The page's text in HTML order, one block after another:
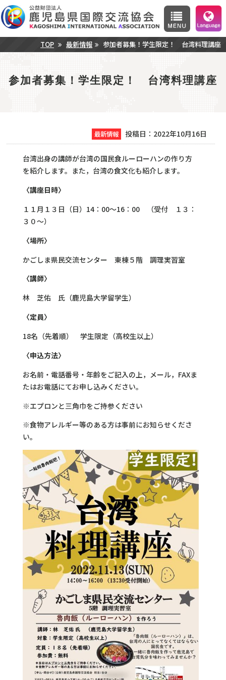
TOP 最新情報 参加者募集！学生限定！ 台湾料理講座
参加者募集！学生限定！ 台湾料理講座
最新情報 投稿日：2022年10月16日
台湾出身の講師が台湾の国民食ルーローハンの作り方
を紹介します。また，台湾の食文化も紹介します。
〈講座日時〉
１１月１３日（日）14：00～16：00 （受付 １３：
３０～）
〈場所〉
かごしま県民交流センター 東棟５階 調理実習室
〈講師〉
林 芝佑 氏（鹿児島大学留学生）
〈定員〉
18名（先着順） 学生限定（高校生以上）
〈申込方法〉
お名前・電話番号・年齢をご記入の上，メール，FAXま
たはお電話にてお申し込みください。
※エプロンと三角巾をご持参ください
※食物アレルギー等のある方は事前にお知らせくださ
い。